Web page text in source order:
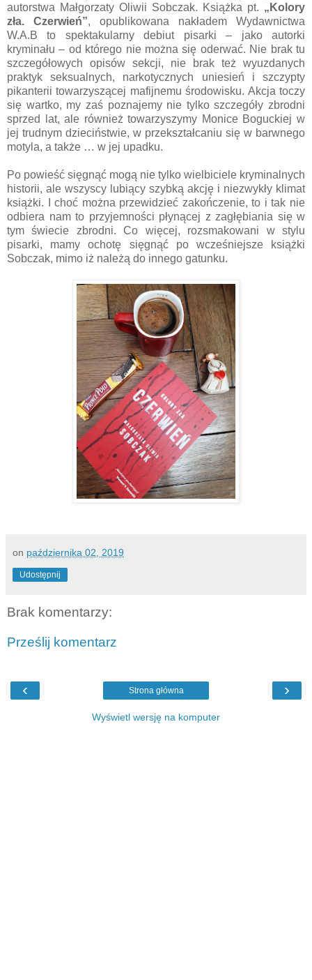
autorstwa Małgorzaty Oliwii Sobczak. Książka pt. „Kolory
zła. Czerwień”, opublikowana nakładem Wydawnictwa
W.A.B to spektakularny debiut pisarki – jako autorki
kryminału – od którego nie można się oderwać. Nie brak tu
szczegółowych opisów sekcji, nie brak też wyuzdanych
praktyk seksualnych, narkotycznych uniesień i szczypty
pikanterii towarzyszącej mafijnemu środowisku. Akcja toczy
się wartko, my zaś poznajemy nie tylko szczegóły zbrodni
sprzed lat, ale również towarzyszymy Monice Boguckiej w
jej trudnym dzieciństwie, w przekształcaniu się w barwnego
motyla, a także … w jej upadku.
Po powieść sięgnąć mogą nie tylko wielbiciele kryminalnych
historii, ale wszyscy lubiący szybką akcję i niezwykły klimat
książki. I choć można przewidzieć zakończenie, to i tak nie
odbiera nam to przyjemności płynącej z zagłębiania się w
tym świecie zbrodni. Co więcej, rozsmakowani w stylu
pisarki, mamy ochotę sięgnąć po wcześniejsze książki
Sobczak, mimo iż należą do innego gatunku.
on października 02, 2019
Udostępnij
Brak komentarzy:
Prześlij komentarz
‹ ›
Strona główna
Wyświetl wersję na komputer